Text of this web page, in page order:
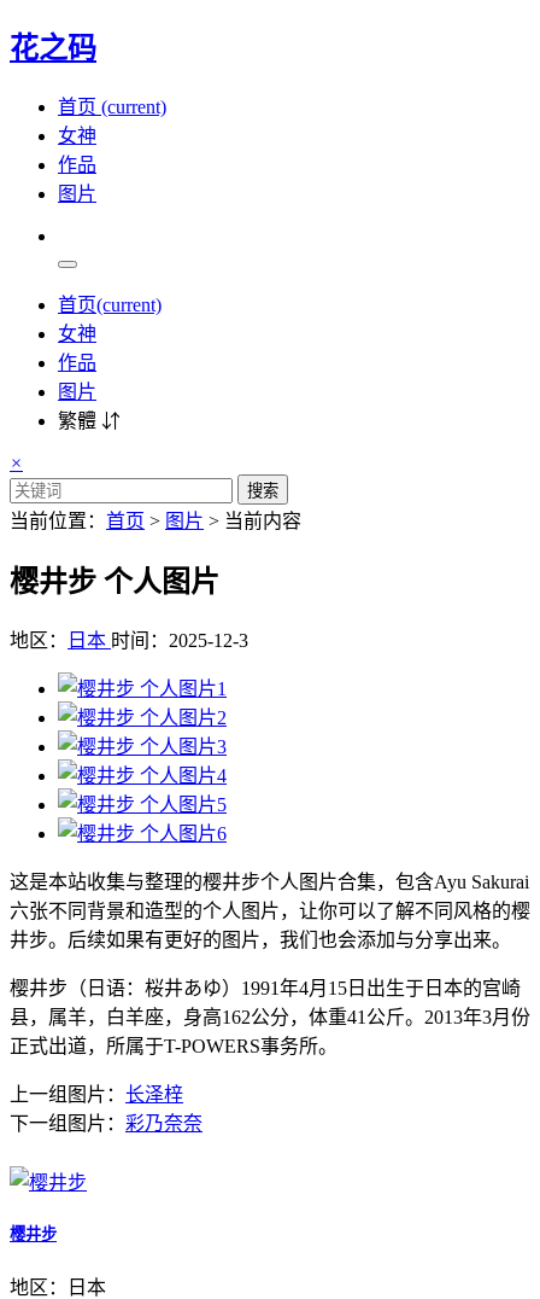
花之码
首页 (current)
女神
作品
图片
首页(current)
女神
作品
图片
繁體 ⇵
×
搜索
当前位置： 首页 > 图片 > 当前内容
樱井步 个人图片
地区： 日本 时间：2025-12-3
这是本站收集与整理的樱井步个人图片合集，包含Ayu Sakurai
六张不同背景和造型的个人图片，让你可以了解不同风格的樱
井步。后续如果有更好的图片，我们也会添加与分享出来。
樱井步（日语：桜井あゆ）1991年4月15日出生于日本的宫崎
县，属羊，白羊座，身高162公分，体重41公斤。2013年3月份
正式出道，所属于T-POWERS事务所。
上一组图片： 长泽梓
下一组图片： 彩乃奈奈
樱井步
地区：日本